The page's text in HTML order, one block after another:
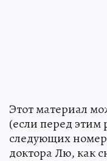
Этот материал
(если перед этим
следующих
доктора Лю, как